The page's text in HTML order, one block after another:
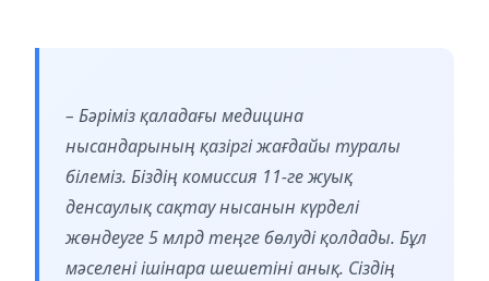
– Бәріміз қаладағы медицина
нысандарының қазіргі жағдайы туралы
білеміз. Біздің комиссия 11-ге жуық
денсаулық сақтау нысанын күрделі
жөндеуге 5 млрд теңге бөлуді қолдады. Бұл
мәселені ішінара шешетіні анық. Сіздің